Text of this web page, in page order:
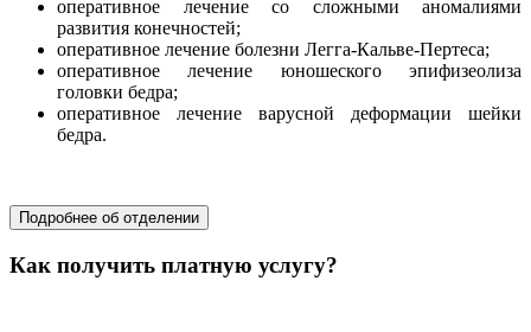
оперативное лечение со сложными аномалиями
развития конечностей;
оперативное лечение болезни Легга-Кальве-Пертеса;
оперативное лечение юношеского эпифизеолиза
головки бедра;
оперативное лечение варусной деформации шейки
бедра.
Подробнее об отделении
Как получить платную услугу?